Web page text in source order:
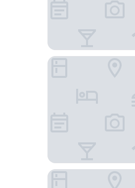
溫拿旅館
和苑三井花園飯店台北忠